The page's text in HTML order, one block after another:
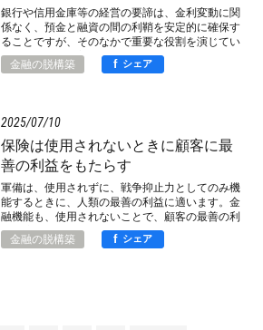
銀行や信用金庫等の経営の要諦は、金利変動に関
係なく、預金と融資の間の利鞘を安定的に確保す
ることですが、そのなかで重要な役割を演じてい
るのが預金の粘着性なのです。
金融の脱構築 f シェア
2025 07 10
保険は使用されないときに顧客に最
善の利益をもたらす
軍備は、使用されずに、戦争抑止力としてのみ機
能するときに、人類の最善の利益に適います。金
融機能も、使用されないことで、顧客の最善の利
益に適うことがあるわけです。
金融の脱構築 f シェア